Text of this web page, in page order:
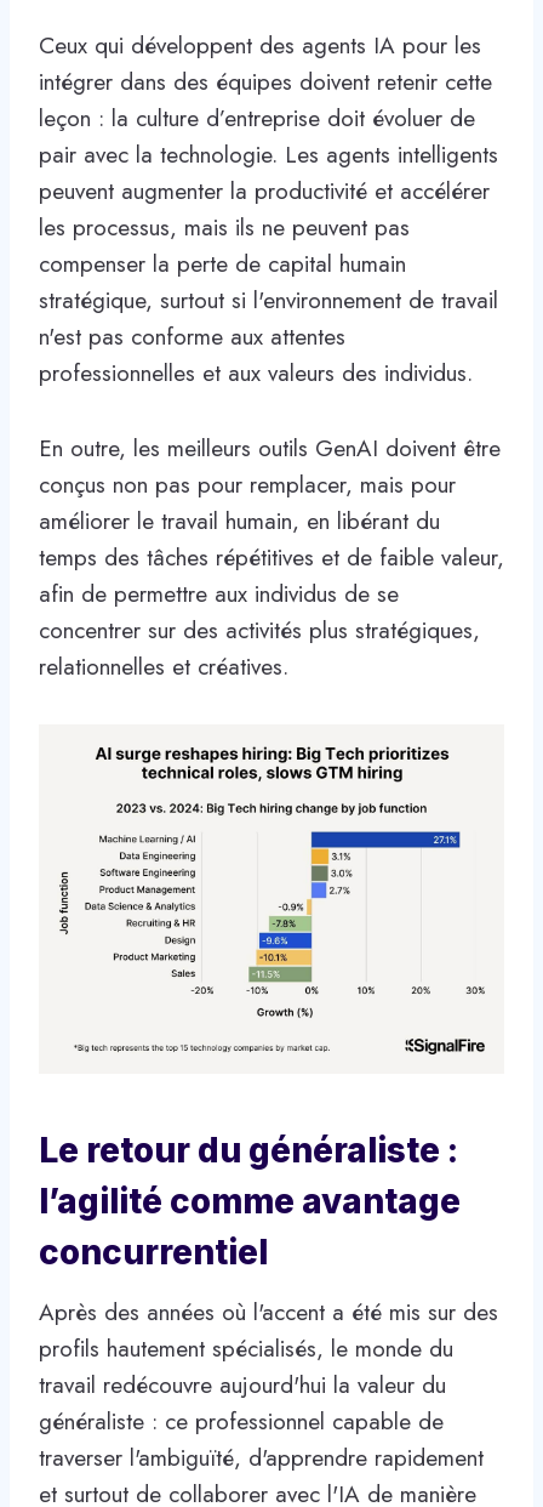
Ceux qui développent des agents IA pour les
intégrer dans des équipes doivent retenir cette
leçon : la culture d’entreprise doit évoluer de
pair avec la technologie. Les agents intelligents
peuvent augmenter la productivité et accélérer
les processus, mais ils ne peuvent pas
compenser la perte de capital humain
stratégique, surtout si l'environnement de travail
n'est pas conforme aux attentes
professionnelles et aux valeurs des individus.
En outre, les meilleurs outils GenAI doivent être
conçus non pas pour remplacer, mais pour
améliorer le travail humain, en libérant du
temps des tâches répétitives et de faible valeur,
afin de permettre aux individus de se
concentrer sur des activités plus stratégiques,
relationnelles et créatives.
Le retour du généraliste :
l’agilité comme avantage
concurrentiel
Après des années où l'accent a été mis sur des
profils hautement spécialisés, le monde du
travail redécouvre aujourd'hui la valeur du
généraliste : ce professionnel capable de
traverser l'ambiguïté, d'apprendre rapidement
et surtout de collaborer avec l'IA de manière